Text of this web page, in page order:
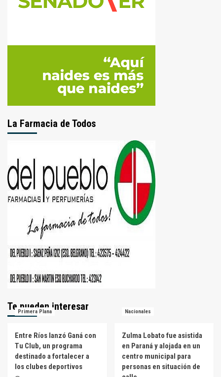
La Farmacia de Todos
Te pueden interesar
Primera Plana
Entre Ríos lanzó Ganá con
Tu Club, un programa
destinado a fortalecer a
los clubes deportivos
Nacionales
Zulma Lobato fue asistida
en Paraná y alojada en un
centro municipal para
personas en situación de